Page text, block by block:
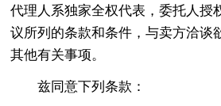
代理人系独家全权代表，委托人授
议所列的条款和条件，与卖方洽谈
其他有关事项。
兹同意下列条款：